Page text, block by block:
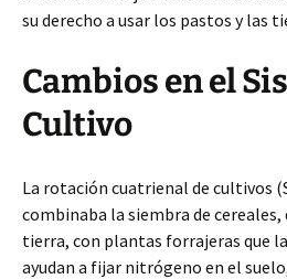
su derecho a usar los pastos y las
Cambios en el
Cultivo
La rotación cuatrienal de cultivos
combinaba la siembra de
tierra, con plantas forrajeras que
ayudan a fijar nitrógeno en el